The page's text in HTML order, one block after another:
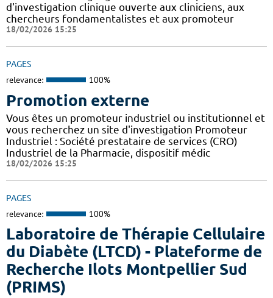
d'investigation clinique ouverte aux cliniciens, aux
chercheurs fondamentalistes et aux promoteur
18/02/2026 15:25
PAGES
relevance: 100%
Promotion externe
Vous êtes un promoteur industriel ou institutionnel et
vous recherchez un site d'investigation Promoteur
Industriel : Société prestataire de services (CRO)
Industriel de la Pharmacie, dispositif médic
18/02/2026 15:25
PAGES
relevance: 100%
Laboratoire de Thérapie Cellulaire
du Diabète (LTCD) - Plateforme de
Recherche Ilots Montpellier Sud
(PRIMS)